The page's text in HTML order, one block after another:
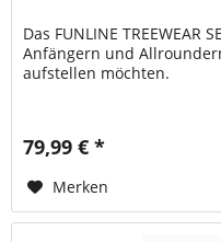
Das FUNLINE
Anfängern und
aufstellen möchten.
79,99 € *
Merken